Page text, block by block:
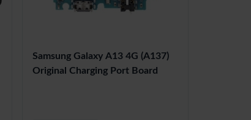
Samsung Galaxy A13 4G (A137)
Original Charging Port Board